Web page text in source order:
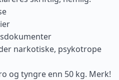
narkotiske, psykotrope
og tyngre enn 50 kg. Merk!